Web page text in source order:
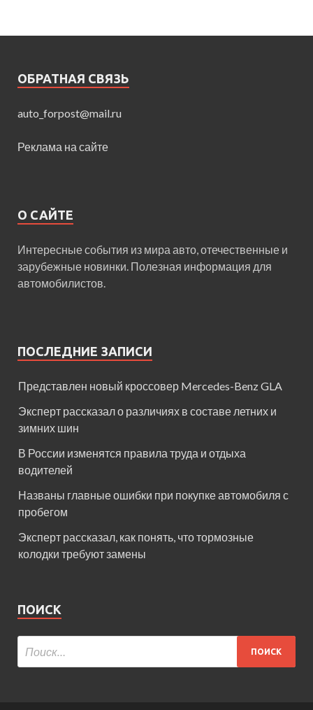
ОБРАТНАЯ СВЯЗЬ
auto_forpost@mail.ru
Реклама на сайте
О САЙТЕ
Интересные события из мира авто, отечественные и
зарубежные новинки. Полезная информация для
автомобилистов.
ПОСЛЕДНИЕ ЗАПИСИ
Представлен новый кроссовер Mercedes-Benz GLA
Эксперт рассказал о различиях в составе летних и
зимних шин
В России изменятся правила труда и отдыха
водителей
Названы главные ошибки при покупке автомобиля с
пробегом
Эксперт рассказал, как понять, что тормозные
колодки требуют замены
ПОИСК